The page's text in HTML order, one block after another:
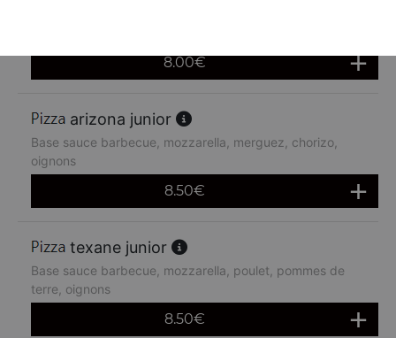
8.00€
arizona junior
Base sauce barbecue, mozzarella, merguez, chorizo,
oignons
8.50€
texane junior
Base sauce barbecue, mozzarella, poulet, pommes de
terre, oignons
8.50€